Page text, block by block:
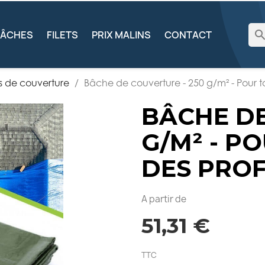
FILETS PRIX MALINS CONTACT search
de couverture Bâche de couverture - 250 g/m² - Pour
BÂCHE
G/M² -
DES
A partir de
51,31 €
TTC